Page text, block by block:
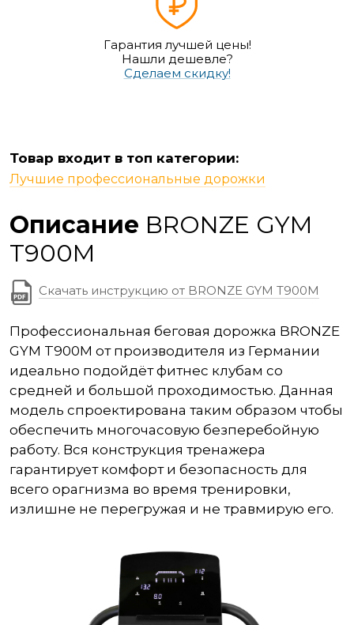
Гарантия лучшей цены!
Нашли дешевле?
Сделаем скидку!
Товар входит в топ категории:
Лучшие профессиональные дорожки
Описание BRONZE GYM
T900M
Скачать инструкцию от BRONZE GYM T900M
Профессиональная беговая дорожка BRONZE
GYM T900M от производителя из Германии
идеально подойдёт фитнес клубам со
средней и большой проходимостью. Данная
модель спроектирована таким образом чтобы
обеспечить многочасовую безперебойную
работу. Вся конструкция тренажера
гарантирует комфорт и безопасность для
всего орагнизма во время тренировки,
излишне не перегружая и не травмирую его.